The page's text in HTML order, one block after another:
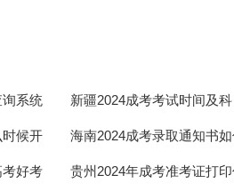
系统 新疆2024成考考试时间及
考时间是什么时候
候开 海南2024成考录取通知书
分数查询时间
好考 贵州2024年成考准考证打